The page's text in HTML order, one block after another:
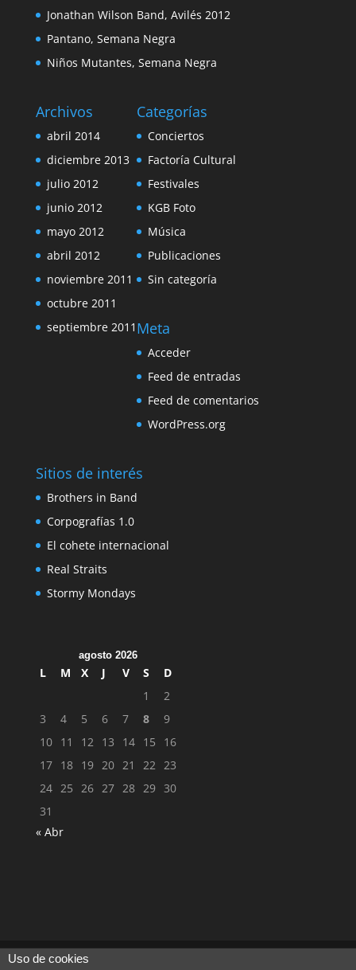
Jonathan Wilson Band, Avilés 2012
Pantano, Semana Negra
Niños Mutantes, Semana Negra
Archivos
abril 2014
diciembre 2013
julio 2012
junio 2012
mayo 2012
abril 2012
noviembre 2011
octubre 2011
septiembre 2011
Categorías
Conciertos
Factoría Cultural
Festivales
KGB Foto
Música
Publicaciones
Sin categoría
Meta
Acceder
Feed de entradas
Feed de comentarios
WordPress.org
Sitios de interés
Brothers in Band
Corpografías 1.0
El cohete internacional
Real Straits
Stormy Mondays
agosto 2026
L M X J V S
D
1
2
3
4 5 6 7 8
9
10 11 12 13 14 15
16
17 18 19 20 21 22
23
24 25 26 27 28 29 30
31
« Abr
Uso de cookies